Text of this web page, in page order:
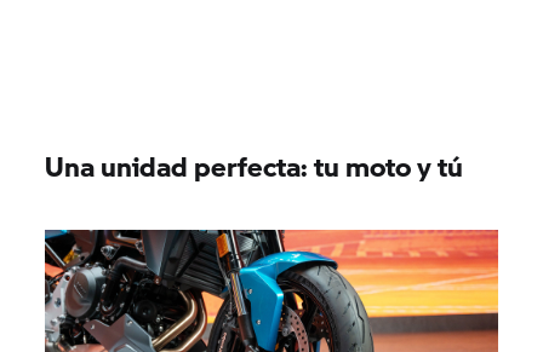
Una unidad perfecta: tu moto y tú